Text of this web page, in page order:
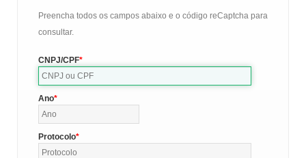
Preencha todos os campos abaixo e o código reCaptcha para
consultar.
CNPJ/CPF
Ano
Protocolo